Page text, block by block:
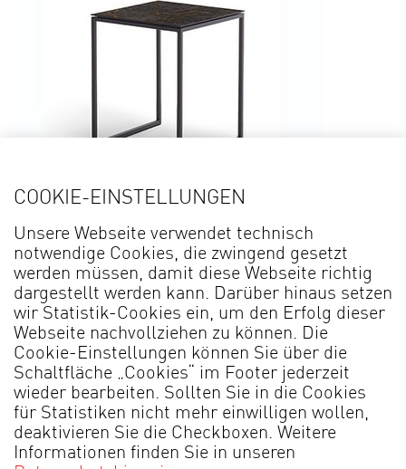
MADE IN GERMANY
COOKIE-EINSTELLUNGEN
Unsere Webseite verwendet technisch
notwendige Cookies, die zwingend gesetzt
werden müssen, damit diese Webseite richtig
dargestellt werden kann. Darüber hinaus setzen
wir Statistik-Cookies ein, um den Erfolg dieser
Webseite nachvollziehen zu können. Die
Cookie-Einstellungen können Sie über die
Schaltfläche „Cookies“ im Footer jederzeit
wieder bearbeiten. Sollten Sie in die Cookies
für Statistiken nicht mehr einwilligen wollen,
deaktivieren Sie die Checkboxen. Weitere
Informationen finden Sie in unseren